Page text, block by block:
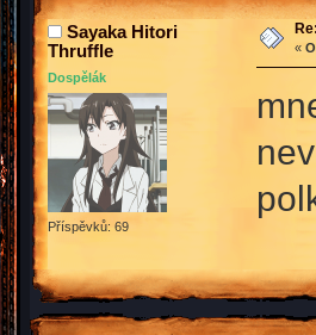
Sayaka Hitori
Thruffle
Dospělák
Příspěvků: 69
«